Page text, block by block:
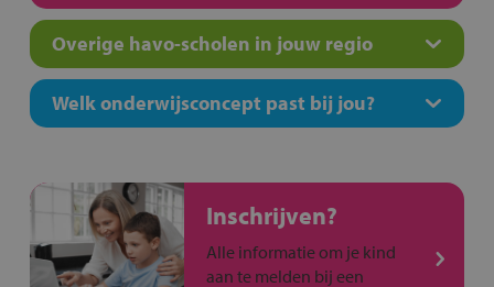
Overige havo-scholen in jouw regio
Welk onderwijsconcept past bij jou?
Inschrijven?
Alle informatie om je kind
aan te melden bij een